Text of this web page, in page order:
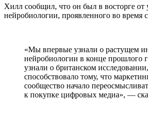
Хилл сообщил, что он был в восторге от
нейробиологии, проявленного во время
«Мы впервые узнали о растущем
нейробиологии в конце прошлого
узнали о британском
способствовало тому, что
сообщество начало
к покупке цифровых медиа», —